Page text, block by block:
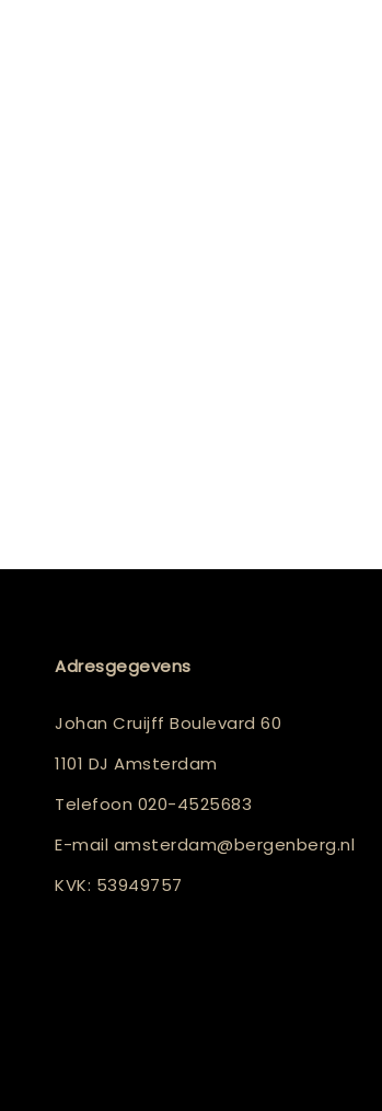
Adresgegevens
Johan Cruijff Boulevard 60
1101 DJ Amsterdam
Telefoon 020-4525683
E-mail amsterdam@bergenberg.nl
KVK: 53949757